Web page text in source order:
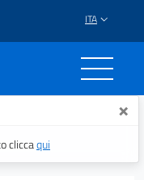
ITA
×
cliccaqui